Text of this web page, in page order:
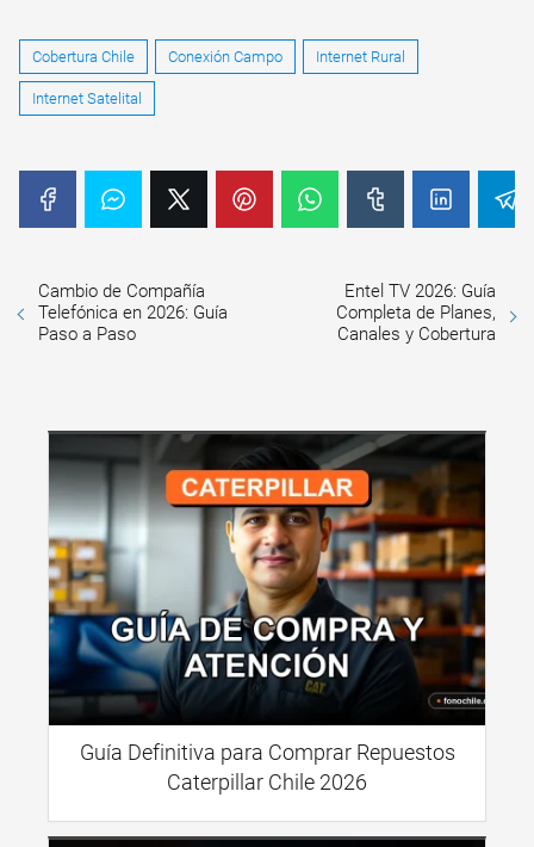
Cobertura Chile Conexión Campo Internet Rural
Internet Satelital
Cambio de Compañía
Telefónica en 2026: Guía
Paso a Paso
Entel TV 2026: Guía
Completa de Planes,
Canales y Cobertura
Guía Definitiva para Comprar Repuestos
Caterpillar Chile 2026